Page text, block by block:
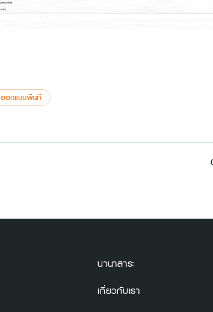
ออกแบบพื้นที่
นานาสาระ
เกี่ยวกับเรา